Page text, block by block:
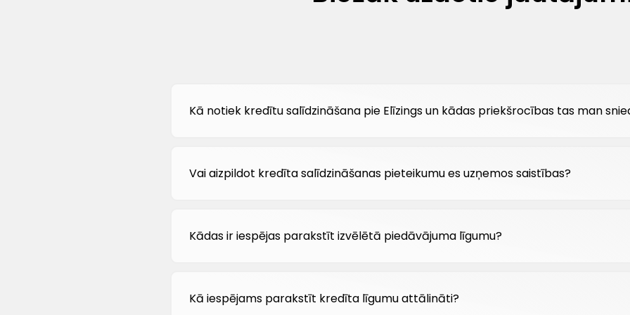
Kā notiek kredītu salīdzināšana pie Elīzings un kādas priekšrocības tas man
Vai aizpildot kredīta salīdzināšanas pieteikumu es uzņemos saistības?
Kādas ir iespējas parakstīt izvēlētā piedāvājuma līgumu?
Kā iespējams parakstīt kredīta līgumu attālināti?